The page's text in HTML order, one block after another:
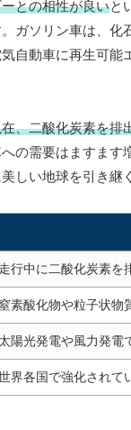
との相性が良いと
ガソリン車は、
自動車に再生可
、二酸化炭素を
の需要はますま
しい地球を引き継
走行中に二酸化炭素を
窒素酸化物や粒子状物
太陽光発電や風力発電
界各国で強化されて